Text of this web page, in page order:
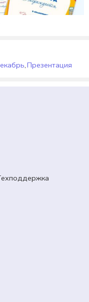
большое за
«Безопасные
,Презентация